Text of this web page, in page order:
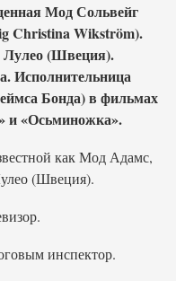
Мод Сольвейг
Christina Wikström).
Лулео (Швеция).
Исполнительница
Бонда) в фильмах
и «Осьминожка».
как Мод Адамс,
(Швеция).
инспектор.